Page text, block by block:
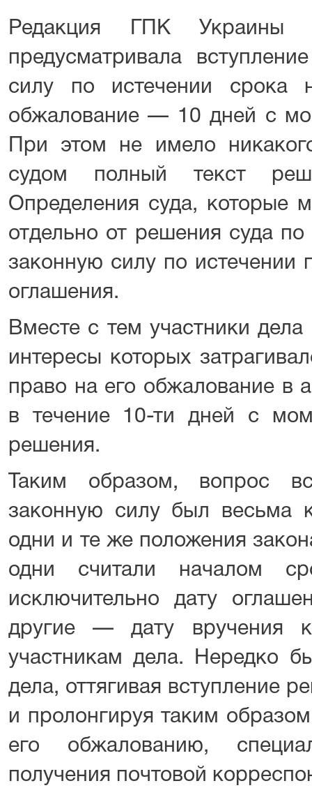
Редакция ГПК Украины
предусматривала
силу по истечении срока
обжалование — 10 дней с
При этом не имело
судом полный текст
Определения суда, которые
отдельно от решения суда по
законную силу по истечении
оглашения.
Вместе с тем участники
интересы которых
право на его обжалование в
в течение 10-ти дней с
решения.
Таким образом, вопрос
законную силу был весьма
одни и те же положения
одни считали началом
исключительно дату
другие — дату вручения
участникам дела. Нередко
дела, оттягивая вступление
и пролонгируя таким
его обжалованию,
получения почтовой